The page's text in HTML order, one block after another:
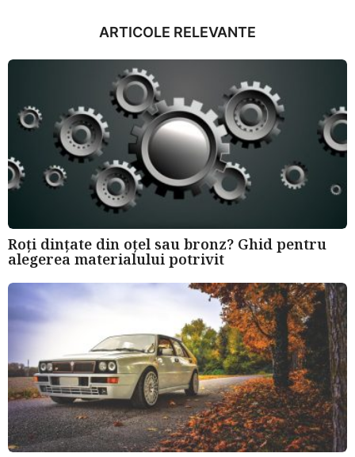
n
g
o
ARTICOLE RELEVANTE
Roți dințate din oțel sau bronz? Ghid pentru
alegerea materialului potrivit